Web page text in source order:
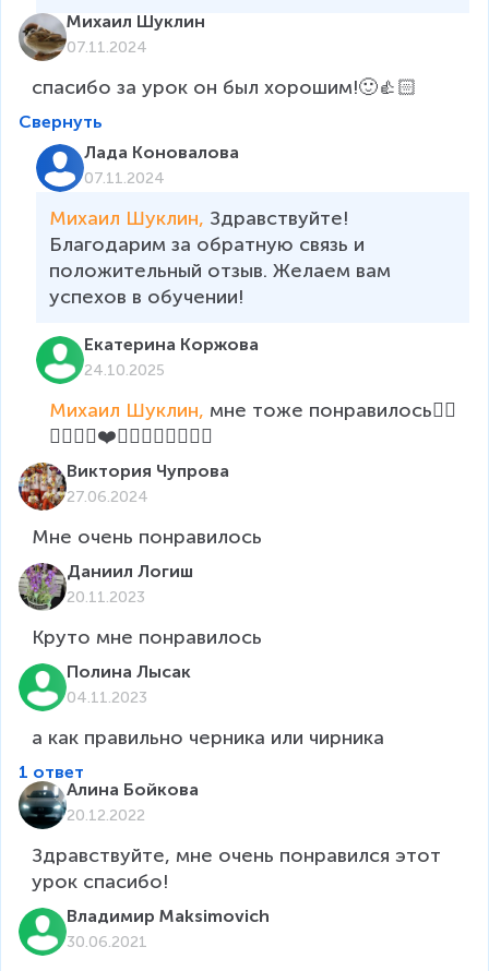
Михаил Шуклин
07.11.2024
спасибо за урок он был хорошим!🙂👍🏻
Свернуть
Лада Коновалова
07.11.2024
Михаил Шуклин, Здравствуйте!
Благодарим за обратную связь и
положительный отзыв. Желаем вам
успехов в обучении!
Екатерина Коржова
24.10.2025
Михаил Шуклин, мне тоже понравилось👍🏻
👍🏻👍🏻❤️🔥🤩😍🤗😀🔥🔥🔥
Виктория Чупрова
27.06.2024
Мне очень понравилось
Даниил Логиш
20.11.2023
Круто мне понравилось
Полина Лысак
04.11.2023
а как правильно черника или чирника
1 ответ
Алина Бойкова
20.12.2022
Здравствуйте, мне очень понравился этот
урок спасибо!
Владимир Maksimovich
30.06.2021